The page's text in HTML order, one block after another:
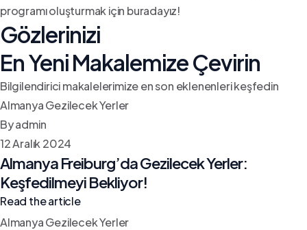
programı oluşturmak için buradayız!
Gözlerinizi
En Yeni Makalemize Çevirin
Bilgilendirici makalelerimize en son eklenenleri keşfedin
Almanya Gezilecek Yerler
By admin
12 Aralık 2024
Almanya Freiburg’da Gezilecek Yerler:
Keşfedilmeyi Bekliyor!
Read the article
Almanya Gezilecek Yerler